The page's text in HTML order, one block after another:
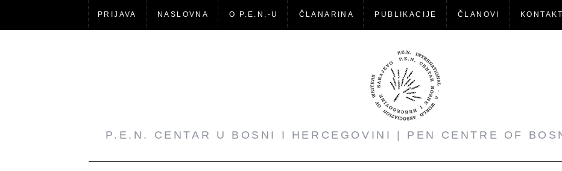
PRIJAVA NASLOVNA O P.E.N.-U ČLANARINA PUBLIKACIJE ČLANOVI KONTAKT
P.E.N. CENTAR U BOSNI I HERCEGOVINI | PEN CENTRE OF